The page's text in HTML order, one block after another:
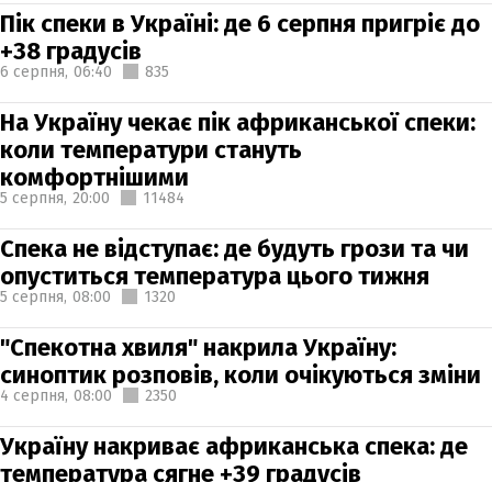
Пік спеки в Україні: де 6 серпня пригріє до
+38 градусів
6 серпня, 06:40 835
На Україну чекає пік африканської спеки:
коли температури стануть
комфортнішими
5 серпня, 20:00 11484
Спека не відступає: де будуть грози та чи
опуститься температура цього тижня
5 серпня, 08:00 1320
"Спекотна хвиля" накрила Україну:
синоптик розповів, коли очікуються зміни
4 серпня, 08:00 2350
Україну накриває африканська спека: де
температура сягне +39 градусів